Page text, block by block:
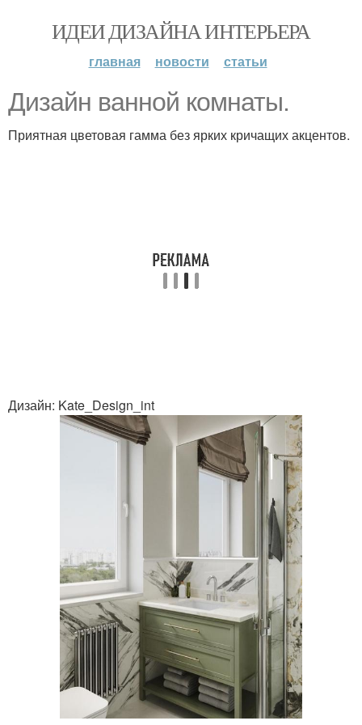
ИДЕИ ДИЗАЙНА ИНТЕРЬЕРА
главная новости статьи
Дизайн ванной комнаты.
Приятная цветовая гамма без ярких кричащих акцентов.
Дизайн: Kate_Design_int